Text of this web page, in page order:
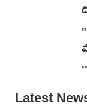
Latest